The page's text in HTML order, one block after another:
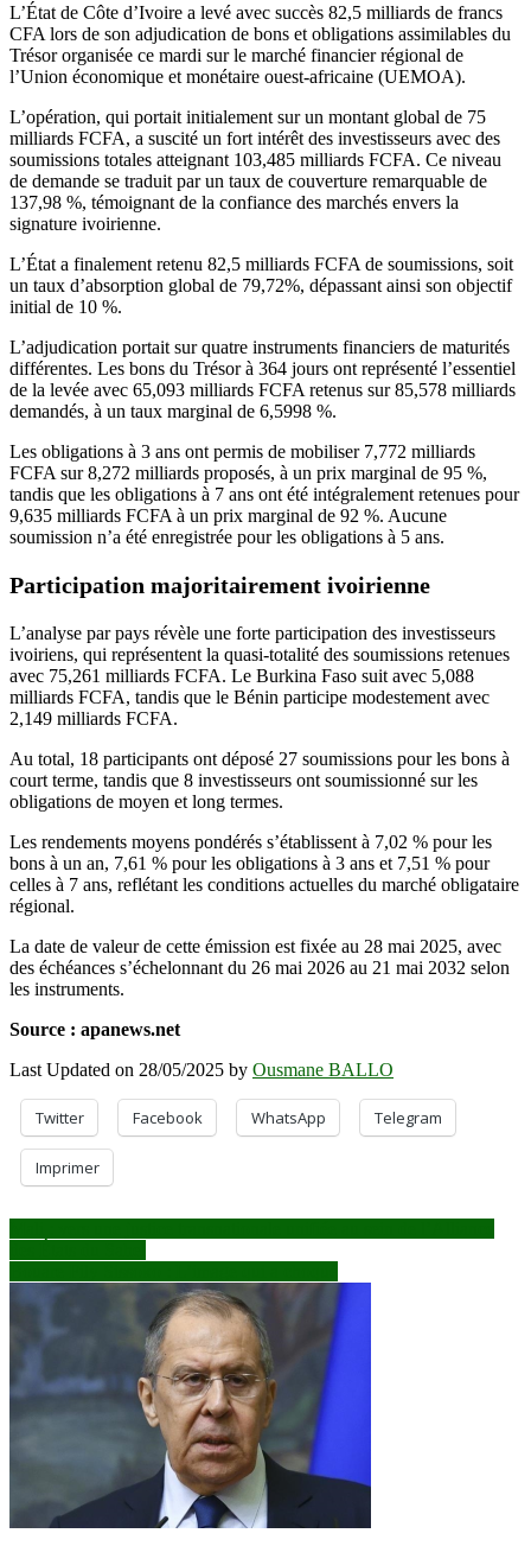
L’État de Côte d’Ivoire a levé avec succès 82,5 milliards de francs
CFA lors de son adjudication de bons et obligations assimilables du
Trésor organisée ce mardi sur le marché financier régional de
l’Union économique et monétaire ouest-africaine (UEMOA).
L’opération, qui portait initialement sur un montant global de 75
milliards FCFA, a suscité un fort intérêt des investisseurs avec des
soumissions totales atteignant 103,485 milliards FCFA. Ce niveau
de demande se traduit par un taux de couverture remarquable de
137,98 %, témoignant de la confiance des marchés envers la
signature ivoirienne.
L’État a finalement retenu 82,5 milliards FCFA de soumissions, soit
un taux d’absorption global de 79,72%, dépassant ainsi son objectif
initial de 10 %.
L’adjudication portait sur quatre instruments financiers de maturités
différentes. Les bons du Trésor à 364 jours ont représenté l’essentiel
de la levée avec 65,093 milliards FCFA retenus sur 85,578 milliards
demandés, à un taux marginal de 6,5998 %.
Les obligations à 3 ans ont permis de mobiliser 7,772 milliards
FCFA sur 8,272 milliards proposés, à un prix marginal de 95 %,
tandis que les obligations à 7 ans ont été intégralement retenues pour
9,635 milliards FCFA à un prix marginal de 92 %. Aucune
soumission n’a été enregistrée pour les obligations à 5 ans.
Participation majoritairement ivoirienne
L’analyse par pays révèle une forte participation des investisseurs
ivoiriens, qui représentent la quasi-totalité des soumissions retenues
avec 75,261 milliards FCFA. Le Burkina Faso suit avec 5,088
milliards FCFA, tandis que le Bénin participe modestement avec
2,149 milliards FCFA.
Au total, 18 participants ont déposé 27 soumissions pour les bons à
court terme, tandis que 8 investisseurs ont soumissionné sur les
obligations de moyen et long termes.
Les rendements moyens pondérés s’établissent à 7,02 % pour les
bons à un an, 7,61 % pour les obligations à 3 ans et 7,51 % pour
celles à 7 ans, reflétant les conditions actuelles du marché obligataire
régional.
La date de valeur de cette émission est fixée au 28 mai 2025, avec
des échéances s’échelonnant du 26 mai 2026 au 21 mai 2032 selon
les instruments.
Source : apanews.net
Last Updated on 28/05/2025 by Ousmane BALLO
Twitter Facebook WhatsApp Telegram
Imprimer
Navigation
de
l’article